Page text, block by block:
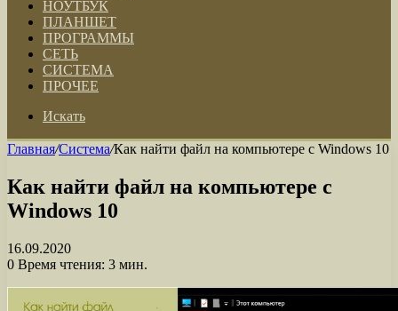
НОУТБУК
ПЛАНШЕТ
ПРОГРАММЫ
СЕТЬ
СИСТЕМА
ПРОЧЕЕ
Искать
Главная/Система/Как найти файл на компьютере с Windows 10
Как найти файл на компьютере с
Windows 10
16.09.2020
0 Время чтения: 3 мин.